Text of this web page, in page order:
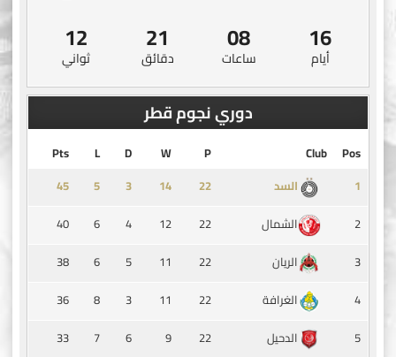
16
أيام
08
ساعات
21
دقائق
12
ثواني
دوري نجوم قطر
Pos
Club
P
W
D
L
Pts
1
السد ‏22
14
3
5
45
2
الشمال 22
12
4
6
40
3
الريان 22
11
5
6
38
4
الغرافة 22
11
3
8
36
5
الدحيل 22
9
6
7
33